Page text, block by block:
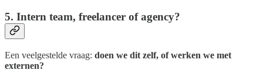
5. Intern team, freelancer of agency?
Een veelgestelde vraag: doen we dit zelf, of werken we met
externen?